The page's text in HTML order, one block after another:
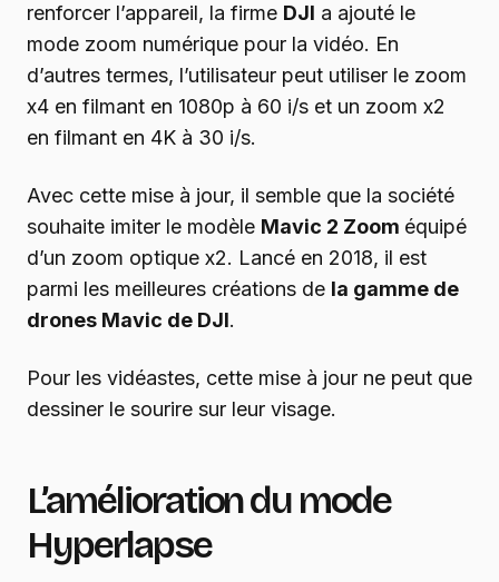
renforcer l’appareil, la firme DJI a ajouté le
mode zoom numérique pour la vidéo. En
d’autres termes, l’utilisateur peut utiliser le zoom
x4 en filmant en 1080p à 60 i/s et un zoom x2
en filmant en 4K à 30 i/s.
Avec cette mise à jour, il semble que la société
souhaite imiter le modèle Mavic 2 Zoom équipé
d’un zoom optique x2. Lancé en 2018, il est
parmi les meilleures créations de la gamme de
drones Mavic de DJI.
Pour les vidéastes, cette mise à jour ne peut que
dessiner le sourire sur leur visage.
L’amélioration du mode
Hyperlapse